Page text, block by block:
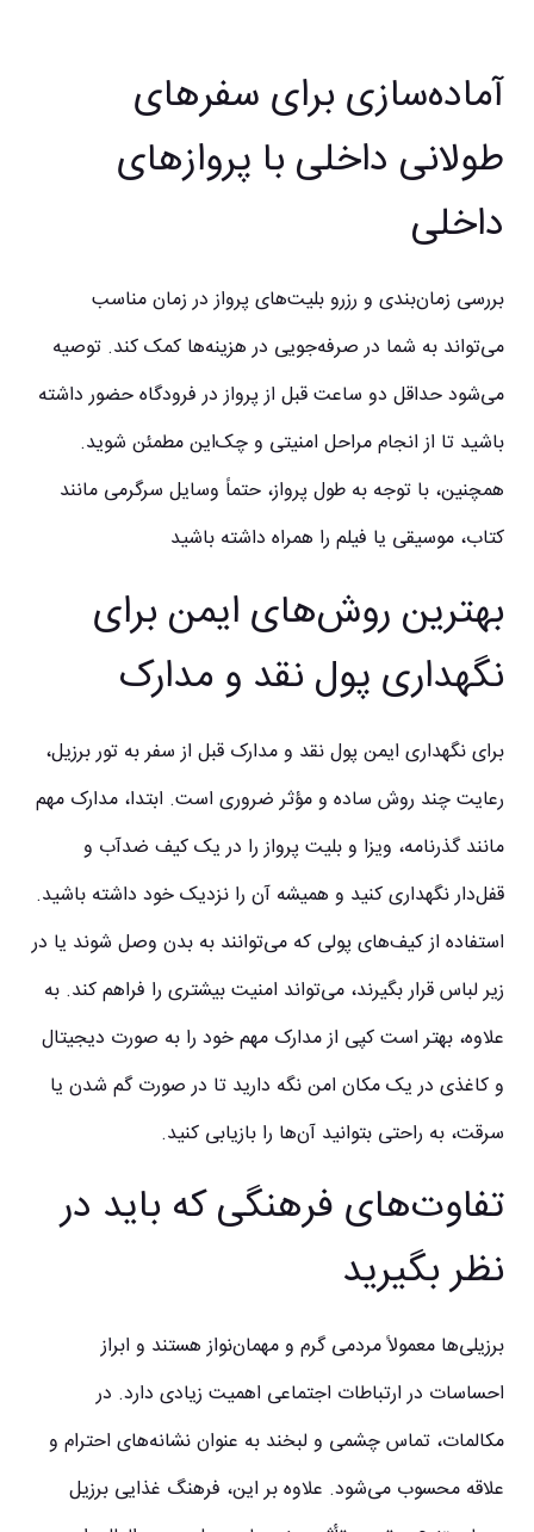
آماده‌سازی برای سفرهای
طولانی داخلی با پروازهای
داخلی
بررسی زمان‌بندی و رزرو بلیت‌های پرواز در زمان مناسب
می‌تواند به شما در صرفه‌جویی در هزینه‌ها کمک کند. توصیه
می‌شود حداقل دو ساعت قبل از پرواز در فرودگاه حضور داشته
باشید تا از انجام مراحل امنیتی و چک‌این مطمئن شوید.
همچنین، با توجه به طول پرواز، حتماً وسایل سرگرمی مانند
کتاب، موسیقی یا فیلم را همراه داشته باشید
بهترین روش‌های ایمن برای
نگهداری پول نقد و مدارک
برای نگهداری ایمن پول نقد و مدارک قبل از سفر به تور برزیل،
رعایت چند روش ساده و مؤثر ضروری است. ابتدا، مدارک مهم
مانند گذرنامه، ویزا و بلیت پرواز را در یک کیف ضدآب و
قفل‌دار نگهداری کنید و همیشه آن را نزدیک خود داشته باشید.
استفاده از کیف‌های پولی که می‌توانند به بدن وصل شوند یا در
زیر لباس قرار بگیرند، می‌تواند امنیت بیشتری را فراهم کند. به
علاوه، بهتر است کپی از مدارک مهم خود را به صورت دیجیتال
و کاغذی در یک مکان امن نگه دارید تا در صورت گم شدن یا
سرقت، به راحتی بتوانید آن‌ها را بازیابی کنید.
تفاوت‌های فرهنگی که باید در
نظر بگیرید
برزیلی‌ها معمولاً مردمی گرم و مهمان‌نواز هستند و ابراز
احساسات در ارتباطات اجتماعی اهمیت زیادی دارد. در
مکالمات، تماس چشمی و لبخند به عنوان نشانه‌های احترام و
علاقه محسوب می‌شود. علاوه بر این، فرهنگ غذایی برزیل